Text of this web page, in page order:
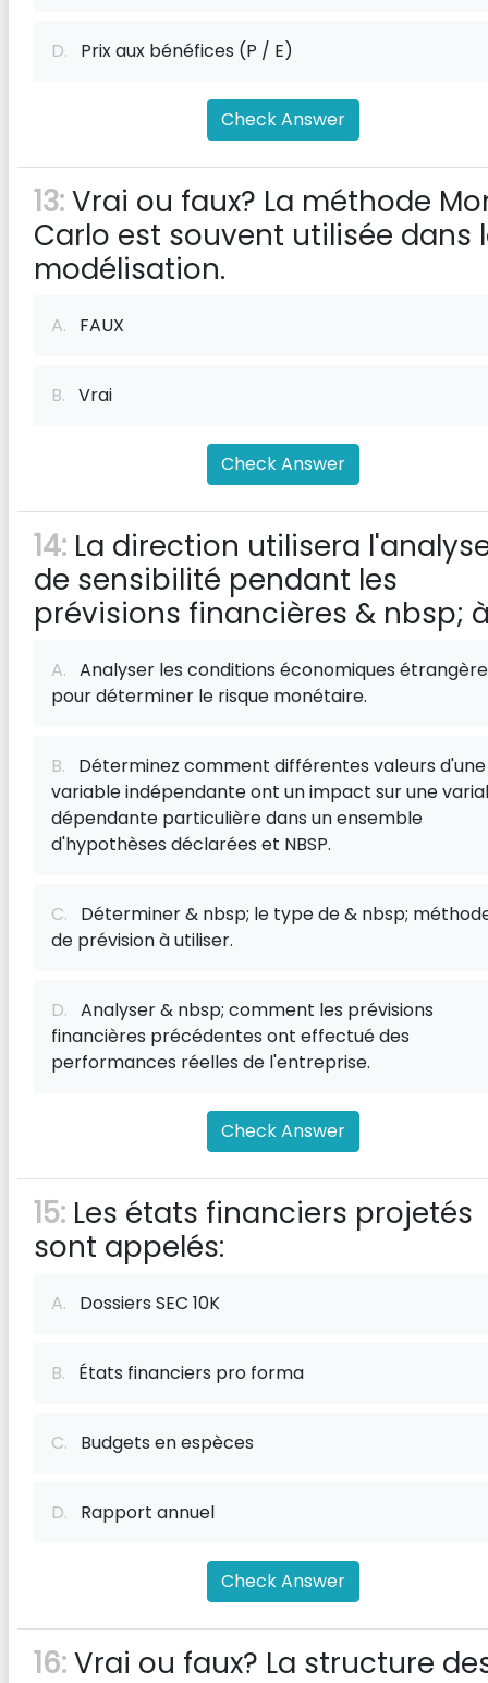
D. Prix ​​aux bénéfices (P / E)
Check Answer
13:Vrai ou faux? La méthode
Carlo est souvent utilisée dans
modélisation.
A. FAUX
B. Vrai
Check Answer
14: La direction utilisera
de sensibilité pendant les
prévisions financières & nbsp;
A. Analyser les conditions économiques
pour déterminer le risque monétaire.
B. Déterminez comment différentes valeurs d'une
variable indépendante ont un impact sur une
dépendante particulière dans un ensemble
d'hypothèses déclarées et NBSP.
C. Déterminer & nbsp; le type de & nbsp;
de prévision à utiliser.
D. Analyser & nbsp; comment les prévisions
financières précédentes ont effectué des
performances réelles de l'entreprise.
Check Answer
15: Les états financiers projetés
sont appelés:
A. Dossiers SEC 10K
B. États financiers pro forma
C. Budgets en espèces
D. Rapport annuel
Check Answer
16:Vrai ou faux? La structure